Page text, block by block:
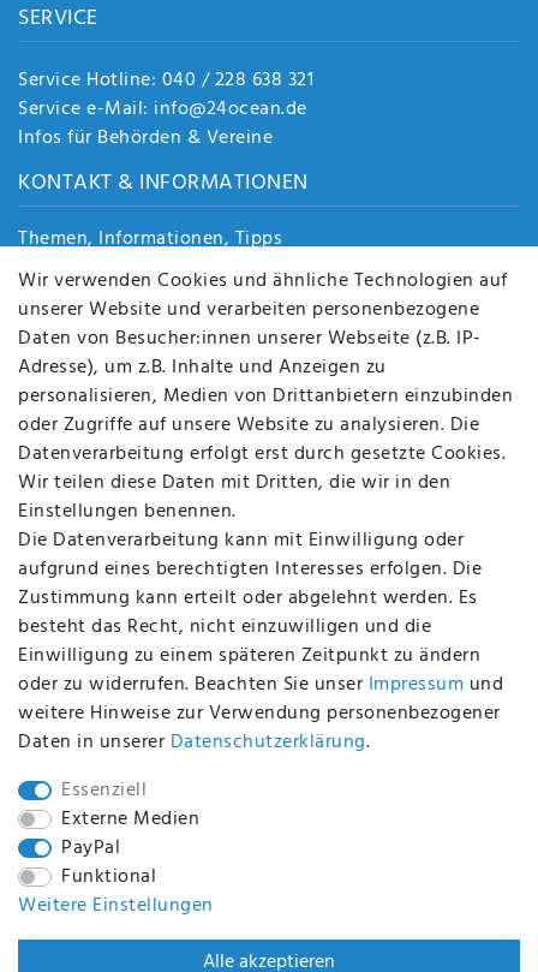
SERVICE
Service Hotline: 040 / 228 638 321
Service e-Mail: info@24ocean.de
Infos für Behörden & Vereine
KONTAKT & INFORMATIONEN
Themen, Informationen, Tipps
Jobs
Über uns
Kontakt
Datenschutz
AGB
FAQ
Batterieentsorgung
Altölverordnung
Impressum
BEQUEM UND SICHER BEZAHLEN MIT
BEI UNS SIND SIE SICHER!
WIR VERSENDEN MIT
WIR SIND ZERTIFIZIERT DURCH
Wir verwenden Cookies und ähnliche Technologien auf
unserer Website und verarbeiten personenbezogene
Daten von Besucher:innen unserer Webseite (z.B. IP-
Adresse), um z.B. Inhalte und Anzeigen zu
personalisieren, Medien von Drittanbietern einzubinden
oder Zugriffe auf unsere Website zu analysieren. Die
Datenverarbeitung erfolgt erst durch gesetzte Cookies.
Wir teilen diese Daten mit Dritten, die wir in den
Einstellungen benennen.
Die Datenverarbeitung kann mit Einwilligung oder
aufgrund eines berechtigten Interesses erfolgen. Die
Zustimmung kann erteilt oder abgelehnt werden. Es
besteht das Recht, nicht einzuwilligen und die
Einwilligung zu einem späteren Zeitpunkt zu ändern
oder zu widerrufen. Beachten Sie unser Impressum und
weitere Hinweise zur Verwendung personenbezogener
Daten in unserer Daten­schutz­erklärung.
Essenziell
Externe Medien
PayPal
Funktional
Weitere Einstellungen
Alle akzeptieren